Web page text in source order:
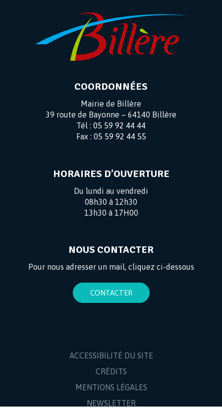
COORDONNÉES
Mairie de Billère
39 route de Bayonne – 64140 Billère
Tél : 05 59 92 44 44
Fax : 05 59 92 44 55
HORAIRES D’OUVERTURE
Du lundi au vendredi
08h30 à 12h30
13h30 à 17H00
NOUS CONTACTER
Pour nous adresser un mail, cliquez ci-dessous
CONTACTER
ACCESSIBILITÉ DU SITE
CRÉDITS
MENTIONS LÉGALES
NEWSLETTER